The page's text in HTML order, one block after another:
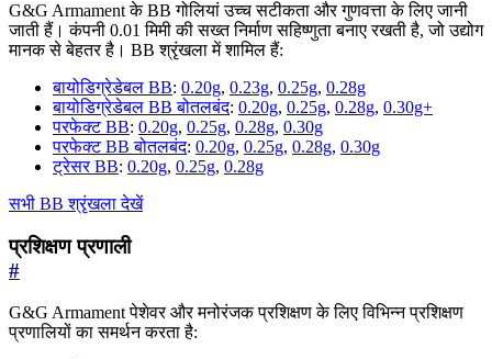
G&G Armament के BB गोलियां उच्च सटीकता और गुणवत्ता के लिए जानी
जाती हैं। कंपनी 0.01 मिमी की सख्त निर्माण सहिष्णुता बनाए रखती है, जो उद्योग
मानक से बेहतर है। BB श्रृंखला में शामिल हैं:
बायोडिग्रेडेबल BB: 0.20g, 0.23g, 0.25g, 0.28g
बायोडिग्रेडेबल BB बोतलबंद: 0.20g, 0.25g, 0.28g, 0.30g+
परफेक्ट BB: 0.20g, 0.25g, 0.28g, 0.30g
परफेक्ट BB बोतलबंद: 0.20g, 0.25g, 0.28g, 0.30g
ट्रेसर BB: 0.20g, 0.25g, 0.28g
सभी BB श्रृंखला देखें
प्रशिक्षण प्रणाली
#
G&G Armament पेशेवर और मनोरंजक प्रशिक्षण के लिए विभिन्न प्रशिक्षण
प्रणालियों का समर्थन करता है: